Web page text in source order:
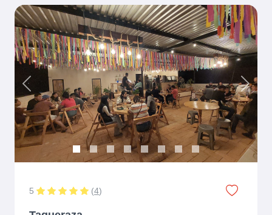
Previous Next
5 (4)